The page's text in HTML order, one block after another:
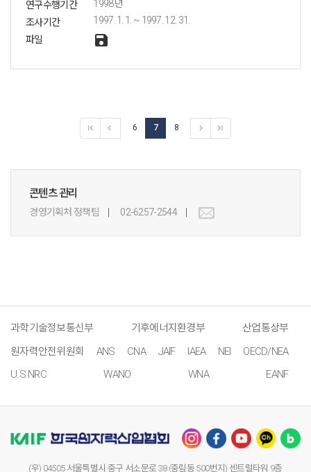
연구수행기간
1998년
조사기간
1997. 1. 1. ~ 1997. 12. 31.
파일
save
6 7 8
콘텐츠 관리
경영기획처 정책팀 02-6257-2544
과학기술정보통신부 기후에너지환경부
산업통상부
원자력안전위원회
ANS CNA JAIF IAEA NEI
OECD/NEA
U.S.NRC
WANO WNA EANF
(우) 04505 서울특별시 중구 서소문로 38 (중림동 500번지) 센트럴타워 9층